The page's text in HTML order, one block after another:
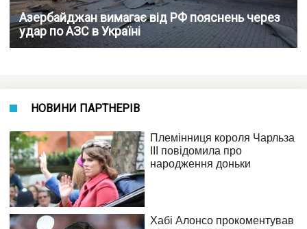
Азербайджан вимагає від РФ пояснень через
удар по AЗС в Україні
НОВИНИ ПАРТНЕРІВ